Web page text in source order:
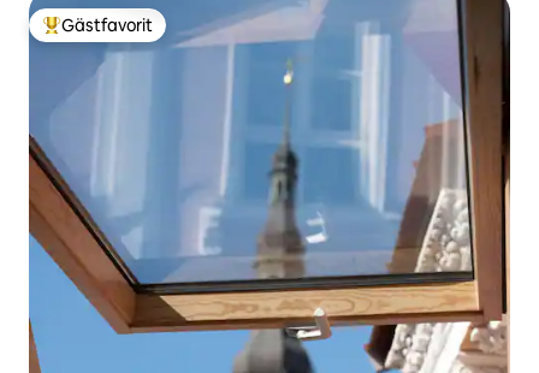
Populär gästfavorit
Gästfavorit